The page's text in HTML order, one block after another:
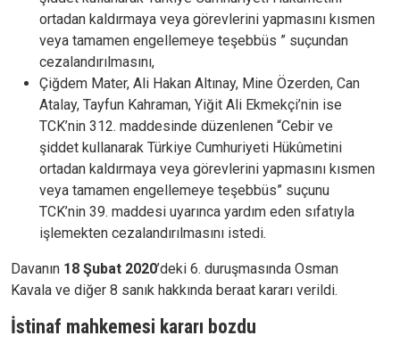
ortadan kaldırmaya veya görevlerini yapmasını kısmen
veya tamamen engellemeye teşebbüs ” suçundan
cezalandırılmasını,
Çiğdem Mater, Ali Hakan Altınay, Mine Özerden, Can
Atalay, Tayfun Kahraman, Yiğit Ali Ekmekçi’nin ise
TCK’nin 312. maddesinde düzenlenen “Cebir ve
şiddet kullanarak Türkiye Cumhuriyeti Hükûmetini
ortadan kaldırmaya veya görevlerini yapmasını kısmen
veya tamamen engellemeye teşebbüs” suçunu
TCK’nin 39. maddesi uyarınca yardım eden sıfatıyla
işlemekten cezalandırılmasını istedi.
Davanın 18 Şubat 2020’deki 6. duruşmasında Osman
Kavala ve diğer 8 sanık hakkında beraat kararı verildi.
İstinaf mahkemesi kararı bozdu